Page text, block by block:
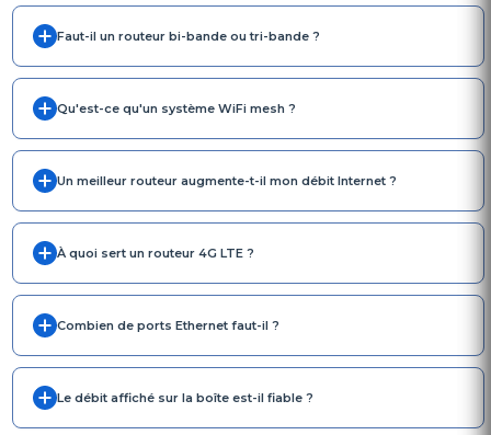
Faut-il un routeur bi-bande ou tri-bande ?
Qu'est-ce qu'un système WiFi mesh ?
Un meilleur routeur augmente-t-il mon débit Internet ?
À quoi sert un routeur 4G LTE ?
Combien de ports Ethernet faut-il ?
Le débit affiché sur la boîte est-il fiable ?